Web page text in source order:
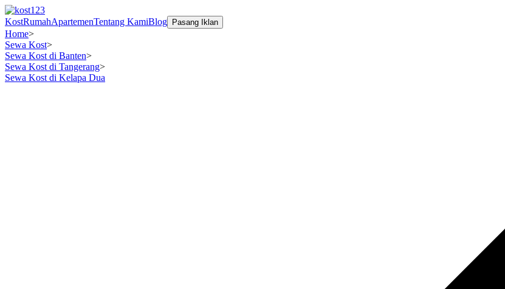
KostRumahApartemenTentang KamiBlog Pasang Iklan
Home>
Sewa Kost>
Sewa Kost di Banten>
Sewa Kost di Tangerang>
Sewa Kost di Kelapa Dua